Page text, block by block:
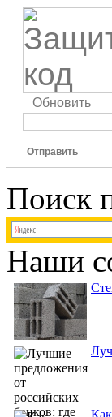
Обновить
Отправить
Поиск
Наши